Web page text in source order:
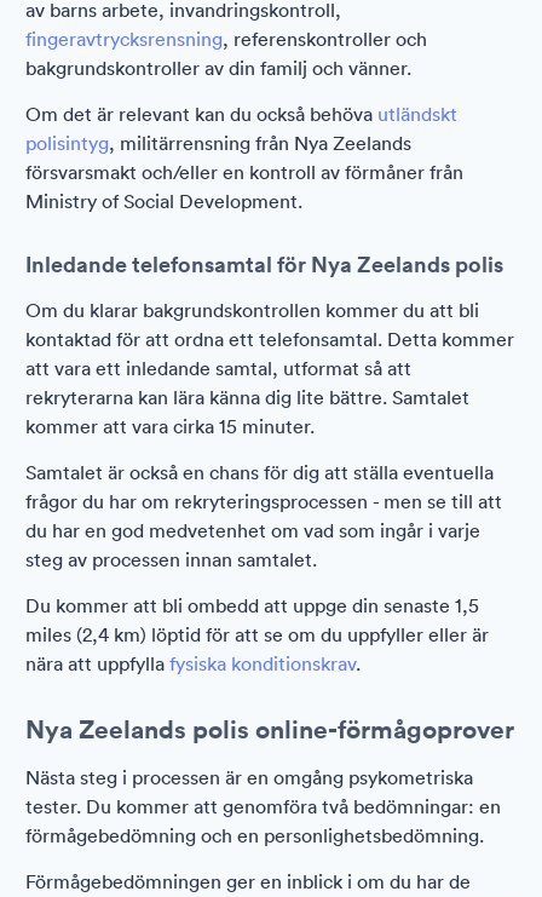
av barns arbete, invandringskontroll,
fingeravtrycksrensning, referenskontroller och
bakgrundskontroller av din familj och vänner.
Om det är relevant kan du också behöva utländskt
polisintyg, militärrensning från Nya Zeelands
försvarsmakt och/eller en kontroll av förmåner från
Ministry of Social Development.
Inledande telefonsamtal för Nya Zeelands polis
Om du klarar bakgrundskontrollen kommer du att bli
kontaktad för att ordna ett telefonsamtal. Detta kommer
att vara ett inledande samtal, utformat så att
rekryterarna kan lära känna dig lite bättre. Samtalet
kommer att vara cirka 15 minuter.
Samtalet är också en chans för dig att ställa eventuella
frågor du har om rekryteringsprocessen - men se till att
du har en god medvetenhet om vad som ingår i varje
steg av processen innan samtalet.
Du kommer att bli ombedd att uppge din senaste 1,5
miles (2,4 km) löptid för att se om du uppfyller eller är
nära att uppfylla fysiska konditionskrav.
Nya Zeelands polis online-förmågoprover
Nästa steg i processen är en omgång psykometriska
tester. Du kommer att genomföra två bedömningar: en
förmågebedömning och en personlighetsbedömning.
Förmågebedömningen ger en inblick i om du har de